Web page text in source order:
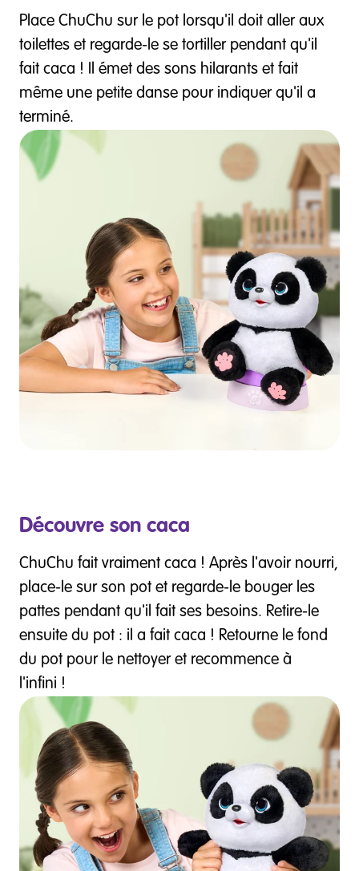
Place ChuChu sur le pot lorsqu'il doit aller aux
toilettes et regarde-le se tortiller pendant qu'il
fait caca ! Il émet des sons hilarants et fait
même une petite danse pour indiquer qu'il a
terminé.
Découvre son caca
ChuChu fait vraiment caca ! Après l'avoir nourri,
place-le sur son pot et regarde-le bouger les
pattes pendant qu'il fait ses besoins. Retire-le
ensuite du pot : il a fait caca ! Retourne le fond
du pot pour le nettoyer et recommence à
l'infini !